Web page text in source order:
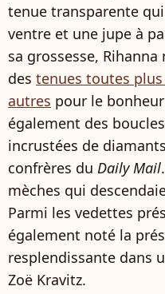
tenue transparente
ventre et une jupe à
sa grossesse,
des tenues toutes plus
autres pour le
également des
incrustées de
confrères du Daily Mail
mèches qui
Parmi les vedettes
également noté la
resplendissante dans
Zoë Kravitz.